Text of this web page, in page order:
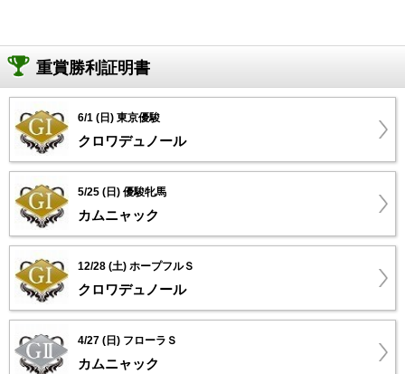
重賞勝利証明書
6/1 (日) 東京優駿
クロワデュノール
5/25 (日) 優駿牝馬
カムニャック
12/28 (土) ホープフルＳ
クロワデュノール
4/27 (日) フローラＳ
カムニャック